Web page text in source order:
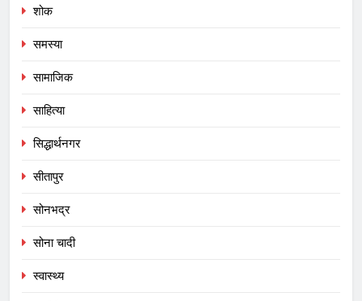
शोक
समस्या
सामाजिक
साहित्या
सिद्धार्थनगर
सीतापुर
सोनभद्र
सोना चादी
स्वास्थ्य